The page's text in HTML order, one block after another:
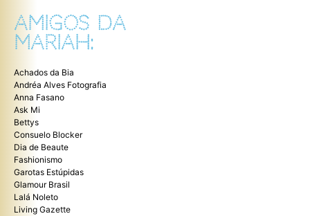
AMIGOS DA
MARIAH:
Achados da Bia
Andréa Alves Fotografia
Anna Fasano
Ask Mi
Bettys
Consuelo Blocker
Dia de Beaute
Fashionismo
Garotas Estúpidas
Glamour Brasil
Lalá Noleto
Living Gazette